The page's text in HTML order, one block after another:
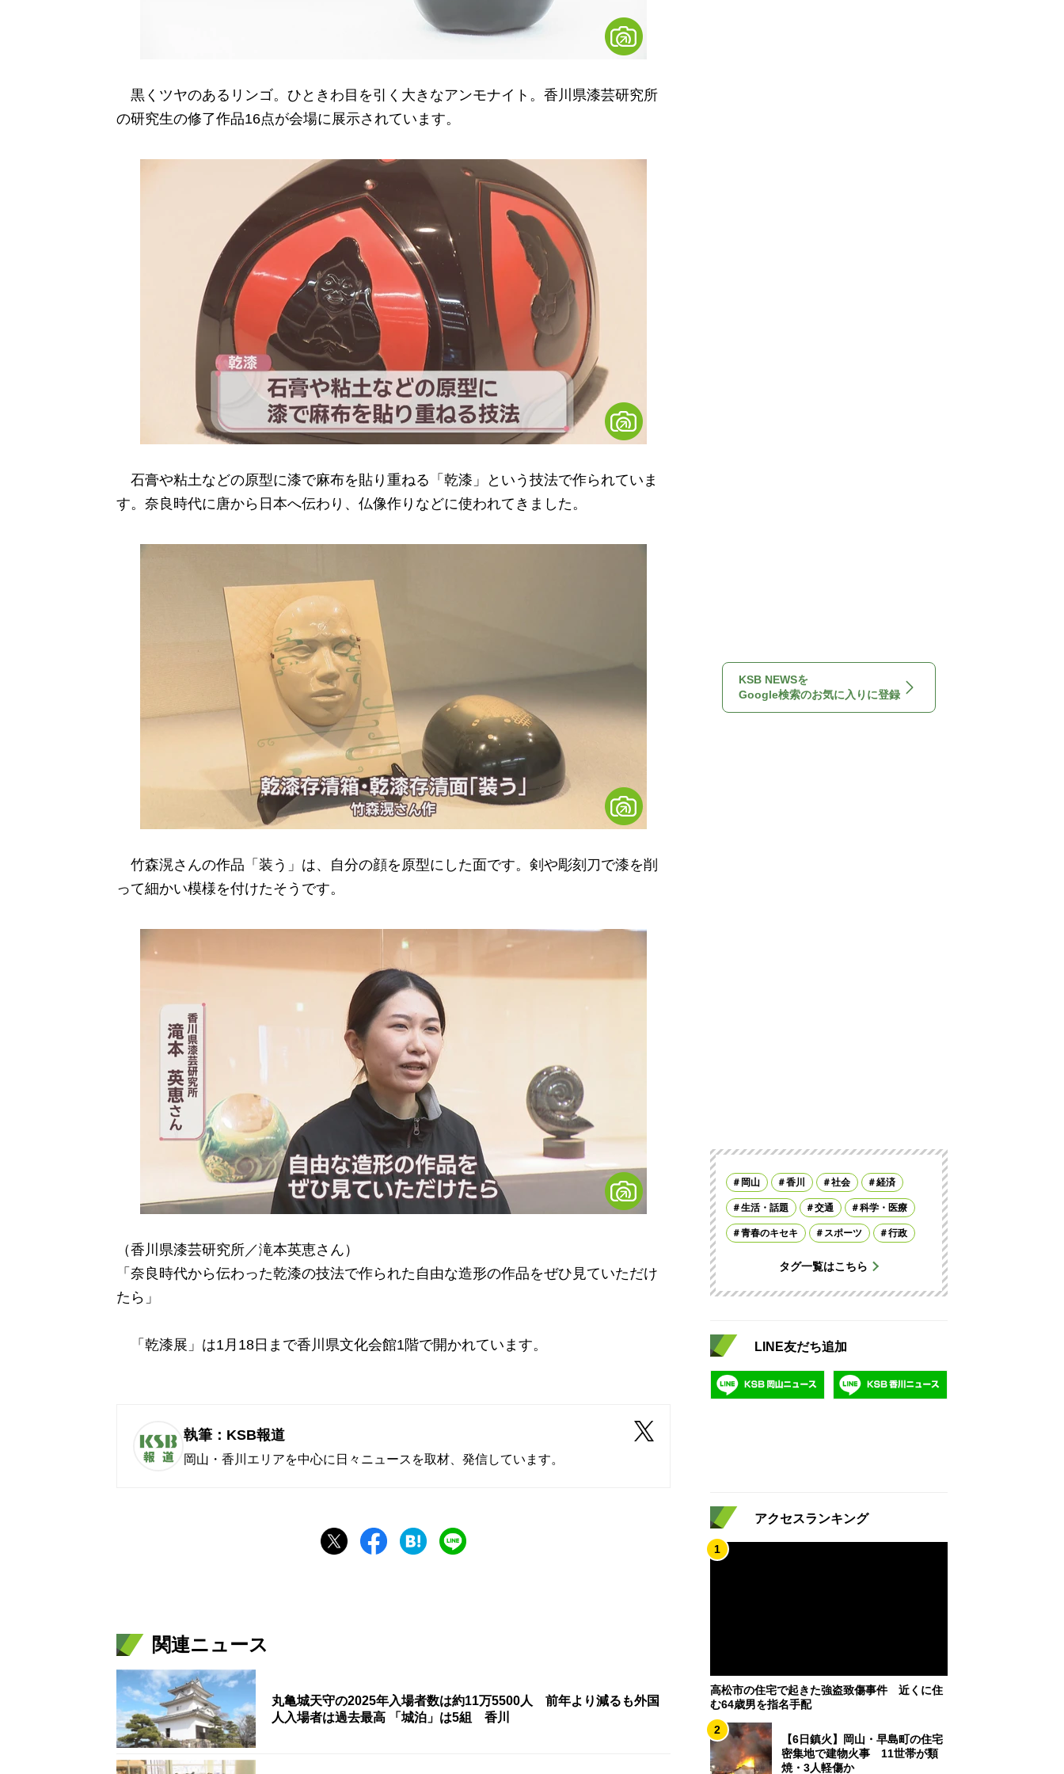
黒くツヤのあるリンゴ。ひときわ目を引く大きなアンモナイト。香川県漆芸研究所
の研究生の修了作品16点が会場に展示されています。
石膏や粘土などの原型に漆で麻布を貼り重ねる「乾漆」という技法で作られていま
す。奈良時代に唐から日本へ伝わり、仏像作りなどに使われてきました。
竹森滉さんの作品「装う」は、自分の顔を原型にした面です。剣や彫刻刀で漆を削
って細かい模様を付けたそうです。
（香川県漆芸研究所／滝本英恵さん）
「奈良時代から伝わった乾漆の技法で作られた自由な造形の作品をぜひ見ていただけ
たら」
「乾漆展」は1月18日まで香川県文化会館1階で開かれています。
執筆：KSB報道
岡山・香川エリアを中心に日々ニュースを取材、発信しています。
関連ニュース
丸亀城天守の2025年入場者数は約11万5500人 前年より減るも外国
人入場者は過去最高 「城泊」は5組 香川
KSB NEWSを
Google検索のお気に入りに登録
岡山 香川 社会 経済
生活・話題 交通 科学・医療
青春のキセキ スポーツ 行政
タグ一覧はこちら
LINE友だち追加
アクセスランキング
1
高松市の住宅で起きた強盗致傷事件 近くに住
む64歳男を指名手配
2
【6日鎮火】岡山・早島町の住宅
密集地で建物火事 11世帯が類
焼・3人軽傷か